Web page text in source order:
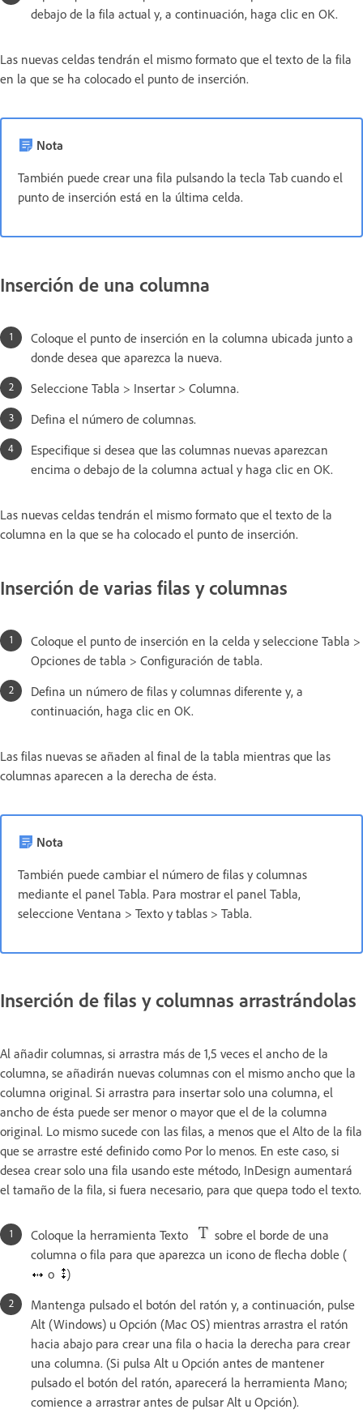
debajo de la fila actual y, a continuación, haga clic en OK.
Las nuevas celdas tendrán el mismo formato que el texto de la fila
en la que se ha colocado el punto de inserción.
Nota
También puede crear una fila pulsando la tecla Tab cuando el
punto de inserción está en la última celda.
Inserción de una columna
Coloque el punto de inserción en la columna ubicada junto a
donde desea que aparezca la nueva.
Seleccione Tabla > Insertar > Columna.
Defina el número de columnas.
Especifique si desea que las columnas nuevas aparezcan
encima o debajo de la columna actual y haga clic en OK.
Las nuevas celdas tendrán el mismo formato que el texto de la
columna en la que se ha colocado el punto de inserción.
Inserción de varias filas y columnas
Coloque el punto de inserción en la celda y seleccione Tabla >
Opciones de tabla > Configuración de tabla.
Defina un número de filas y columnas diferente y, a
continuación, haga clic en OK.
Las filas nuevas se añaden al final de la tabla mientras que las
columnas aparecen a la derecha de ésta.
Nota
También puede cambiar el número de filas y columnas
mediante el panel Tabla. Para mostrar el panel Tabla,
seleccione Ventana > Texto y tablas > Tabla.
Inserción de filas y columnas arrastrándolas
Al añadir columnas, si arrastra más de 1,5 veces el ancho de la
columna, se añadirán nuevas columnas con el mismo ancho que la
columna original. Si arrastra para insertar solo una columna, el
ancho de ésta puede ser menor o mayor que el de la columna
original. Lo mismo sucede con las filas, a menos que el Alto de la fila
que se arrastre esté definido como Por lo menos. En este caso, si
desea crear solo una fila usando este método, InDesign aumentará
el tamaño de la fila, si fuera necesario, para que quepa todo el texto.
Coloque la herramienta Texto
sobre el borde de una
columna o fila para que aparezca un icono de flecha doble (
o
)
Mantenga pulsado el botón del ratón y, a continuación, pulse
Alt (Windows) u Opción (Mac OS) mientras arrastra el ratón
hacia abajo para crear una fila o hacia la derecha para crear
una columna. (Si pulsa Alt u Opción antes de mantener
pulsado el botón del ratón, aparecerá la herramienta Mano;
comience a arrastrar antes de pulsar Alt u Opción).